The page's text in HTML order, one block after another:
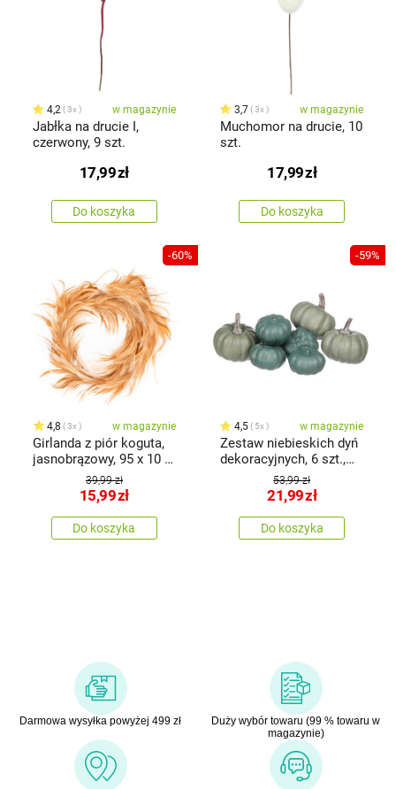
4,2 3x w magazynie
Jabłka na drucie I,
czerwony, 9 szt.
17,99zł
Do koszyka
3,7 3x w magazynie
Muchomor na drucie, 10
szt.
17,99zł
Do koszyka
-60%
4,8 3x w magazynie
Girlanda z piór koguta,
jasnobrązowy, 95 x 10 x
39,99 zł
15,99zł
Do koszyka
-59%
4,5 5x w magazynie
Zestaw niebieskich dyń
dekoracyjnych, 6 szt.,
mix rodzajów, plastik
53,99 zł
21,99zł
Do koszyka
Darmowa wysyłka powyżej 499 zł
Duży wybór towaru (99 % towaru w
magazynie)